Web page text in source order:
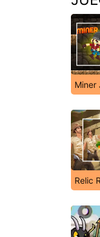
Miner
Relic